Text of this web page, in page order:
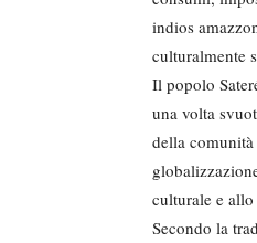
indios
culturalmente
Il popolo
una volta
della
culturale e
Secondo la